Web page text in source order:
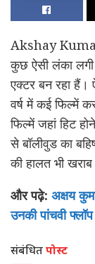
Akshay
कुछ ऐसी लंका
एक्टर बन रहा हैं।
वर्ष में कई फिल्में
फिल्में जहां हिट
से बॉलीवुड का
की हालत भी खराब
और पढ़े: अक्षय
उनकी पांचवी
संबंधितपोस्ट